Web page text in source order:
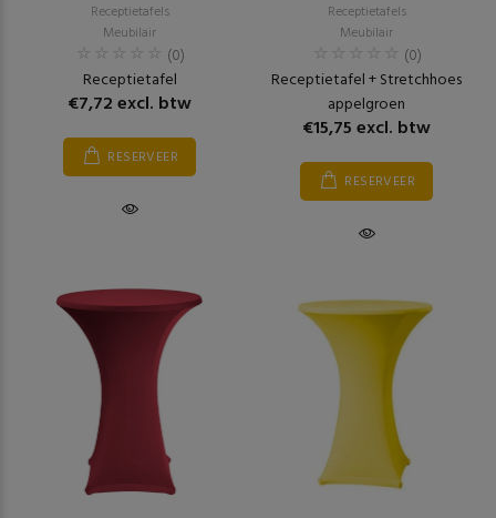
Receptietafels
Meubilair
(0)
Receptietafel
€7,72 excl. btw
RESERVEER
Receptietafels
Meubilair
(0)
Receptietafel + Stretchhoes
appelgroen
€15,75 excl. btw
RESERVEER